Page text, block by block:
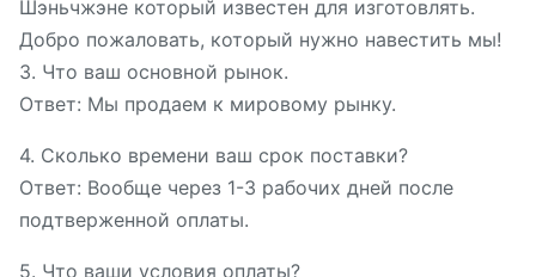
Шэньчжэне который известен для изготовлять.
Добро пожаловать, который нужно навестить мы!
3. Что ваш основной рынок.
Ответ: Мы продаем к мировому рынку.
4. Сколько времени ваш срок поставки?
Ответ: Вообще через 1-3 рабочих дней после
подтверженной оплаты.
5. Что ваши условия оплаты?